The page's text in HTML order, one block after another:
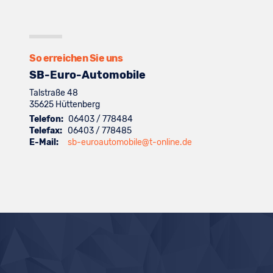
So erreichen Sie uns
SB-Euro-Automobile
Talstraße 48
35625 Hüttenberg
Telefon: 06403 / 778484
Telefax: 06403 / 778485
E-Mail:
sb-euroautomobile@t-online.de